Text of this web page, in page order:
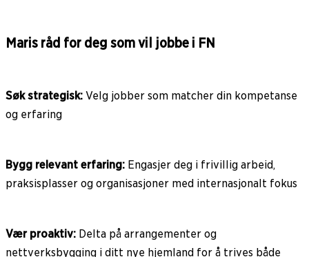
Maris råd for deg som vil jobbe i FN
Søk strategisk: Velg jobber som matcher din kompetanse
og erfaring
Bygg relevant erfaring: Engasjer deg i frivillig arbeid,
praksisplasser og organisasjoner med internasjonalt fokus
Vær proaktiv: Delta på arrangementer og
nettverksbygging i ditt nye hjemland for å trives både